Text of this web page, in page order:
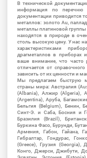
В технической
информация по перечню
документации приводится
металлов: золото Au,
металлы платиновой
находятся в природе в
столь высокую цену. У нас
характеристиками
драгметаллов в приборах
ваше внимание, что часто
отличается от
зависить от их ценности и
Мы предлагаем быструю
страны мира: Австралия
(Albania), Алжир (Algeria),
(Argentina), Аруба,
Бельгия (Belgium), Бенин,
Синт-Э. и Саба, Босния и
Бразилия (Brazil),
Буркина Фасо, Бурунди,
Армения, Габон, Гайана,
Гибралтар, Гондурас,
(Greece), Грузия (Georgia),
Конго, Джерси, Джибути,